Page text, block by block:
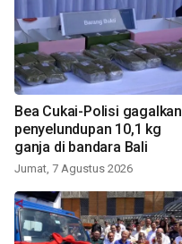
Bea Cukai-Polisi gagalkan
penyelundupan 10,1 kg
ganja di bandara Bali
Jumat, 7 Agustus 2026